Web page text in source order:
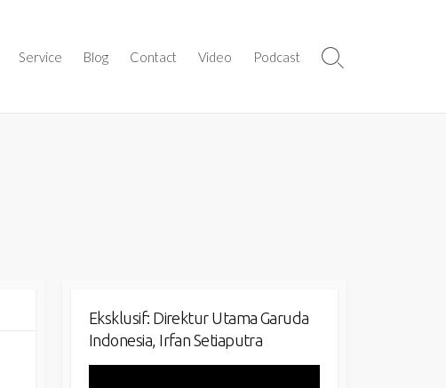
Service Blog Contact Video Podcast
Search
Eksklusif: Direktur Utama Garuda
Indonesia, Irfan Setiaputra